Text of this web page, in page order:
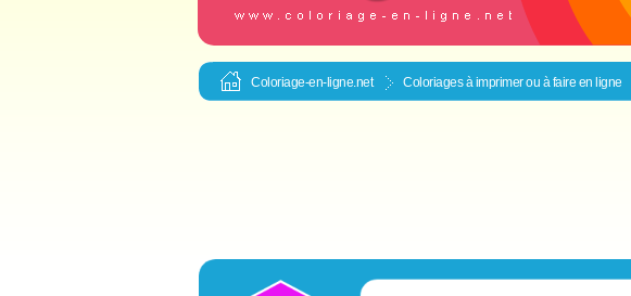
Coloriage-en-ligne.net Coloriages à imprimer ou à faire en ligne